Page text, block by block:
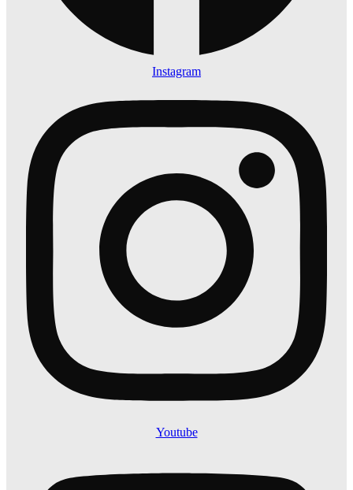
Instagram
Youtube